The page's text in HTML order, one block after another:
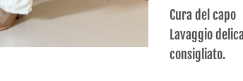
Cura del capo
Lavaggio
consigliato.